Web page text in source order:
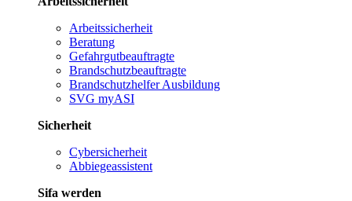
Arbeitssicherheit
Beratung
Gefahrgutbeauftragte
Brandschutzbeauftragte
Brandschutzhelfer Ausbildung
SVG myASI
Sicherheit
Cybersicherheit
Abbiegeassistent
Sifa werden